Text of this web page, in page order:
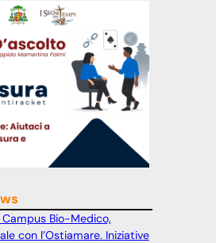
Bio-Medico,
con l’Ostiamare. Iniziative